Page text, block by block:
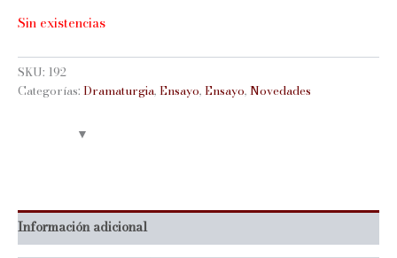
Sin existencias
SKU: 192
Categorías: Dramaturgia, Ensayo, Ensayo, Novedades
Información adicional